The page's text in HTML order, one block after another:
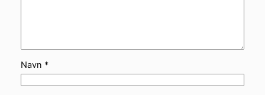
Navn *